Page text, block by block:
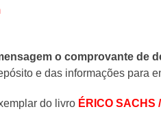
o comprovante de
e das informações para
do livro ÉRICO SACHS